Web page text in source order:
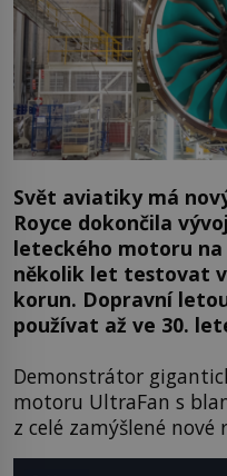
Svět aviatiky má
Royce dokončila
leteckého motoru na
několik let testovat
korun. Dopravní
používat až ve 30.
Demonstrátor
motoru UltraFan s
z celé zamýšlené